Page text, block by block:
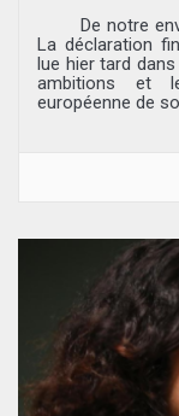
De notre
La déclaration
lue hier tard
ambitions et
européenne de